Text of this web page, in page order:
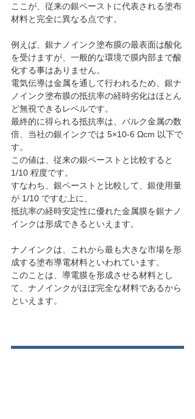
ここが、従来の銀ペーストに代表される塗布
材料と完全に異なる点です。
例えば、銀ナノインク塗布膜の最表面は酸化
を受けますが、一般的な環境で膜内部まで酸
化する事はありません。
電気伝導は金属を通して行われるため、銀ナ
ノインク塗布膜の抵抗率の経時劣化はほとん
ど無視できるレベルです。
最終的に得られる抵抗率は、バルク金属の数
倍、当社の銀インクでは 5×10-6 Ωcm 以下で
す。
この値は、従来の銀ペーストと比較すると
1/10 程度です。
すなわち、銀ペーストと比較して、銀使用量
が 1/10 ですむ上に、
抵抗率の経時安定性に優れた金属膜を銀ナノ
インクは形成できるといえます。
ナノインクは、これから最も大きな市場を形
成する塗布導電材料といわれています。
このことは、導電膜を形成させる材料とし
て、ナノインクがほぼ完全な材料であるから
といえます。